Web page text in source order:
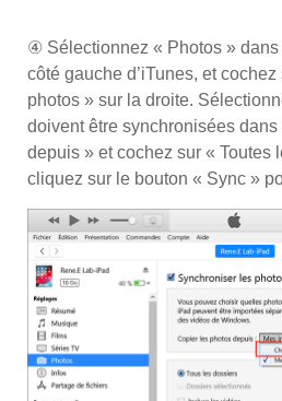
④ Sélectionnez « Photos »
côté gauche d’iTunes, et
photos » sur la droite.
doivent être synchronisées
depuis » et cochez sur « Toutes
cliquez sur le bouton « Sync »